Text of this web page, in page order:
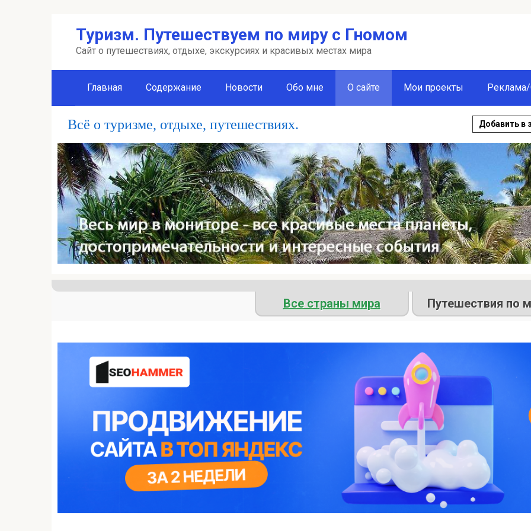
Туризм. Путешествуем по миру с Гномом
Сайт о путешествиях, отдыхе, экскурсиях и красивых местах мира
Главная Содержание Новости Обо мне О сайте Мои проекты Реклама/
Всё о туризме, отдыхе, путешествиях. Добавить в
Все страны мира Путешествия по